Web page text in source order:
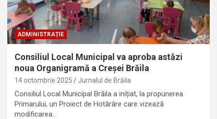
ADMINISTRAȚIE
Consiliul Local Municipal va aproba astăzi
noua Organigramă a Creșei Brăila
14 octombrie 2025 Jurnalul de Brăila
Consiliul Local Municipal Brăila a inițiat, la propunerea
Primarului, un Proiect de Hotărâre care vizează
modificarea…